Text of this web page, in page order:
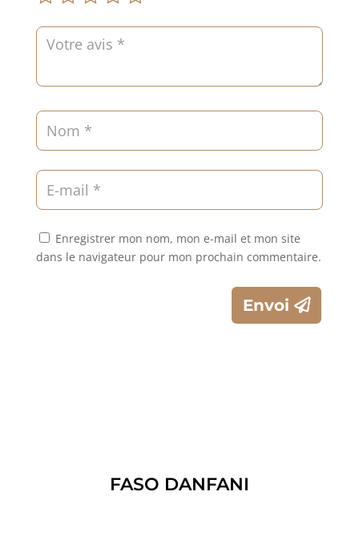
Enregistrer mon nom, mon e-mail et mon site
dans le navigateur pour mon prochain commentaire.
Envoi
FASO DANFANI